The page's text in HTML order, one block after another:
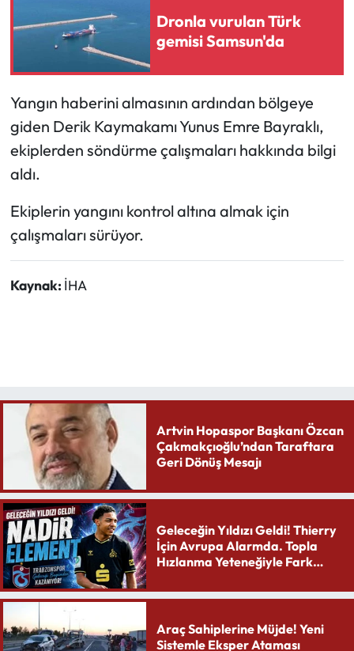
Dronla vurulan Türk
gemisi Samsun'da
Yangın haberini almasının ardından bölgeye
giden Derik Kaymakamı Yunus Emre Bayraklı,
ekiplerden söndürme çalışmaları hakkında bilgi
aldı.
Ekiplerin yangını kontrol altına almak için
çalışmaları sürüyor.
Kaynak: İHA
Artvin Hopaspor Başkanı Özcan
Çakmakçıoğlu’ndan Taraftara
Geri Dönüş Mesajı
Geleceğin Yıldızı Geldi! Thierry
İçin Avrupa Alarmda. Topla
Hızlanma Yeteneğiyle Fark
Araç Sahiplerine Müjde! Yeni
Sistemle Eksper Ataması
Sağlık
Teknoloji